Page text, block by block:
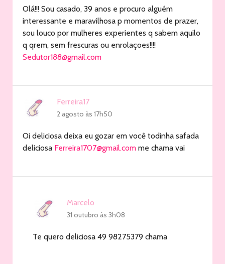
Olá!!! Sou casado, 39 anos e procuro alguém
interessante e maravilhosa p momentos de prazer,
sou louco por mulheres experientes q sabem aquilo
q qrem, sem frescuras ou enrolaçoes!!!!
Sedutor188@gmail.com
Ferreira17
2 agosto às 17h50
Oi deliciosa deixa eu gozar em você todinha safada
deliciosa Ferreira1707@gmail.com me chama vai
Marcelo
31 outubro às 3h08
Te quero deliciosa 49 98275379 chama